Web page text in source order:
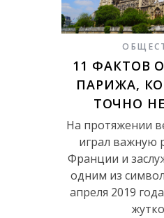
11 ФАКТОВ
ПАРИЖА,
ТОЧНО
На протяжении
играл важную
Франции и
одним из
апреля 2019